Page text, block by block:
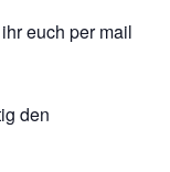
euch per mail
den